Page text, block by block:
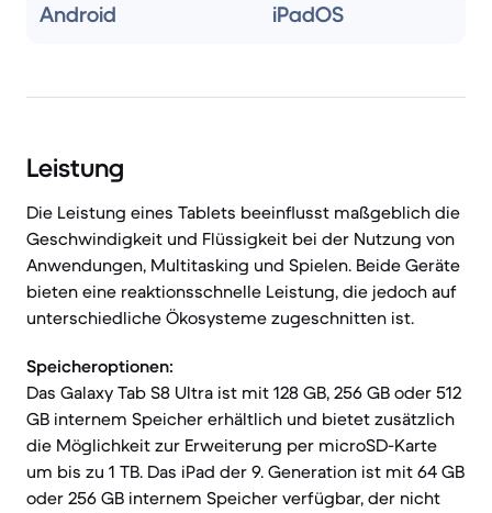
Android iPadOS
Leistung
Die Leistung eines Tablets beeinflusst maßgeblich die
Geschwindigkeit und Flüssigkeit bei der Nutzung von
Anwendungen, Multitasking und Spielen. Beide Geräte
bieten eine reaktionsschnelle Leistung, die jedoch auf
unterschiedliche Ökosysteme zugeschnitten ist.
Speicheroptionen:
Das Galaxy Tab S8 Ultra ist mit 128 GB, 256 GB oder 512
GB internem Speicher erhältlich und bietet zusätzlich
die Möglichkeit zur Erweiterung per microSD-Karte
um bis zu 1 TB. Das iPad der 9. Generation ist mit 64 GB
oder 256 GB internem Speicher verfügbar, der nicht